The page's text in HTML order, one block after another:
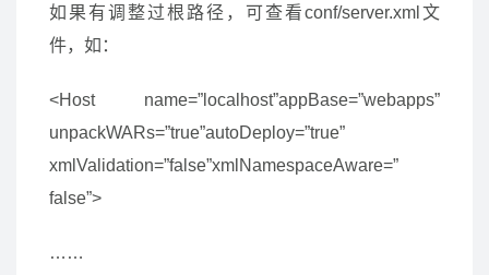
如果有调整过根路径，可查看conf/server.xml文
件，如：
<Host name=”localhost”appBase=”webapps”
unpackWARs=”true”autoDeploy=”true”
xmlValidation=”false”xmlNamespaceAware=”
false”>
……